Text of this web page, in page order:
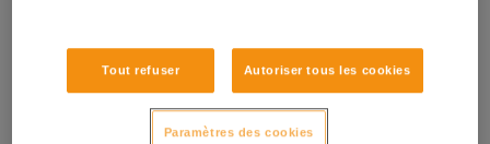
Tout refuser Autoriser tous les cookies
Paramètres des cookies